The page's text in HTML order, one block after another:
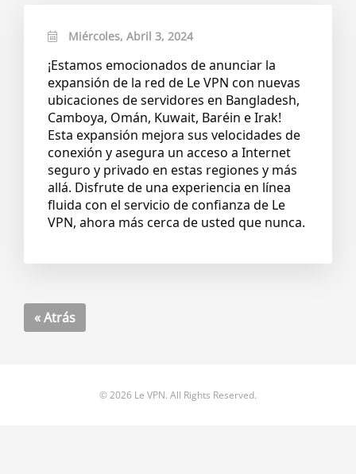
Miércoles, Abril 3, 2024
¡Estamos emocionados de anunciar la
expansión de la red de Le VPN con nuevas
ubicaciones de servidores en Bangladesh,
Camboya, Omán, Kuwait, Baréin e Irak!
Esta expansión mejora sus velocidades de
conexión y asegura un acceso a Internet
seguro y privado en estas regiones y más
allá. Disfrute de una experiencia en línea
fluida con el servicio de confianza de Le
VPN, ahora más cerca de usted que nunca.
« Atrás
© 2026 Le VPN. All Rights Reserved.